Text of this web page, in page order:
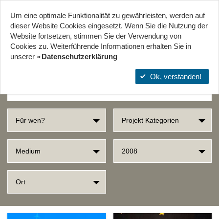
Start Projekte Orte
SUCHERGEBNISSE
Für wen? Projekt Kategorien
Medium 2008
Ort
Um eine optimale Funktionalität zu gewährleisten, werden auf
dieser Website Cookies eingesetzt. Wenn Sie die Nutzung der
Website fort­setzen, stimmen Sie der Verwendung von
Cookies zu. Weiterführende Informationen erhalten Sie in
unserer
Datenschutzerklärung
Ok, verstanden!